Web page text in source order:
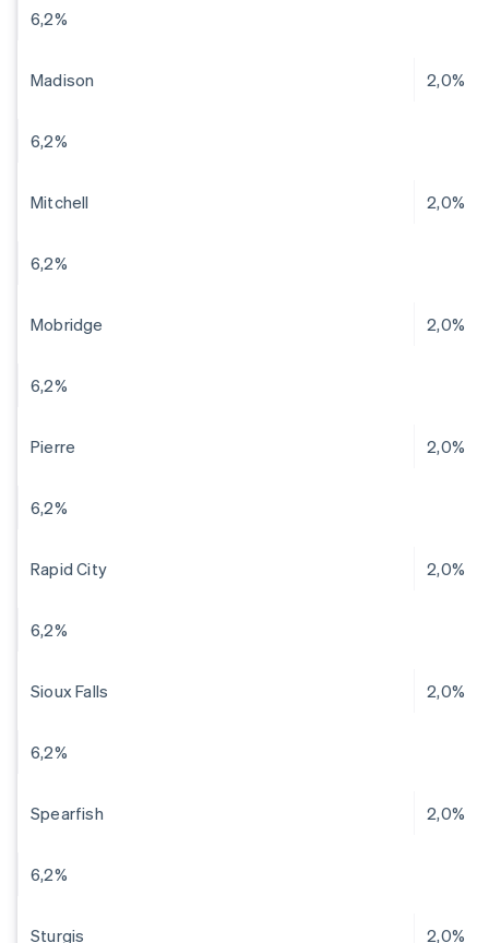
6,2%
Madison 2,0%
6,2%
Mitchell 2,0%
6,2%
Mobridge 2,0%
6,2%
Pierre 2,0%
6,2%
Rapid City 2,0%
6,2%
Sioux Falls 2,0%
6,2%
Spearfish 2,0%
6,2%
Sturgis 2,0%